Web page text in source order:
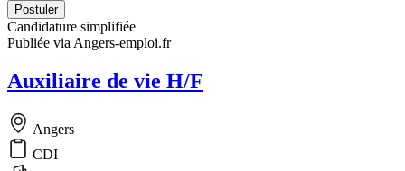
Postuler
Candidature simplifiée
Publiée via Angers-emploi.fr
Auxiliaire de vie H/F
Angers
CDI